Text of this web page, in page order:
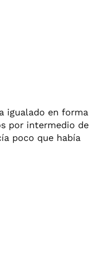
igualado en forma
por intermedio de
poco que había